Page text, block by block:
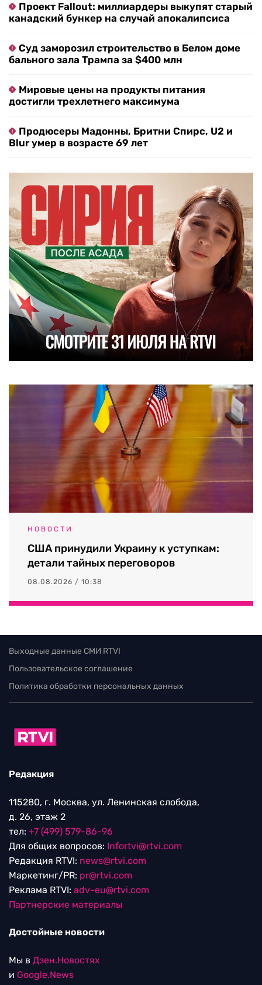
Проект Fallout: миллиардеры выкупят старый
канадский бункер на случай апокалипсиса
Суд заморозил строительство в Белом доме
бального зала Трампа за $400 млн
Мировые цены на продукты питания
достигли трехлетнего максимума
Продюсеры Мадонны, Бритни Спирс, U2 и
Blur умер в возрасте 69 лет
НОВОСТИ
США принудили Украину к уступкам:
детали тайных переговоров
08.08.2026 / 10:38
Выходные данные СМИ RTVI
Пользовательское соглашение
Политика обработки персональных данных
Редакция
115280, г. Москва, ул. Ленинская слобода,
д. 26, этаж 2
тел: +7 (499) 579-86-96
Для общих вопросов: Infortvi@rtvi.com
Редакция RTVI: news@rtvi.com
Маркетинг/PR: pr@rtvi.com
Реклама RTVI: adv-eu@rtvi.com
Партнерские материалы
Достойные новости
Мы в Дзен.Новостях
и Google.News